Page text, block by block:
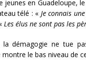
en Guadeloupe,
télé : « Je connais
Les élus ne sont pas les
la démagogie ne tue
le bas niveau de